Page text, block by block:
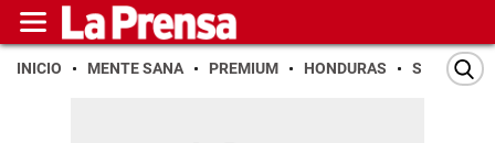
INICIO MENTE SANA PREMIUM HONDURAS SAN PEDRO